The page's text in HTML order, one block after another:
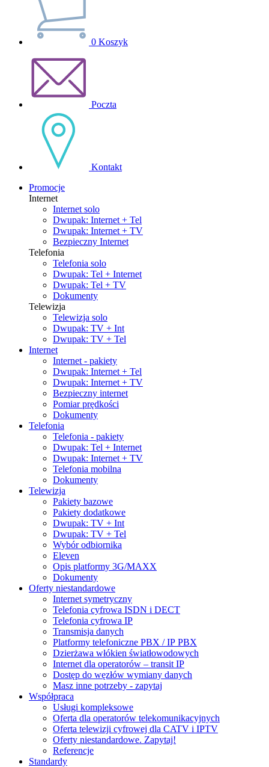
0 Koszyk
Poczta
Kontakt
Promocje
Internet
Internet solo
Dwupak: Internet + Tel
Dwupak: Internet + TV
Bezpieczny Internet
Telefonia
Telefonia solo
Dwupak: Tel + Internet
Dwupak: Tel + TV
Dokumenty
Telewizja
Telewizja solo
Dwupak: TV + Int
Dwupak: TV + Tel
Internet
Internet - pakiety
Dwupak: Internet + Tel
Dwupak: Internet + TV
Bezpieczny internet
Pomiar prędkości
Dokumenty
Telefonia
Telefonia - pakiety
Dwupak: Tel + Internet
Dwupak: Internet + TV
Telefonia mobilna
Dokumenty
Telewizja
Pakiety bazowe
Pakiety dodatkowe
Dwupak: TV + Int
Dwupak: TV + Tel
Wybór odbiornika
Eleven
Opis platformy 3G/MAXX
Dokumenty
Oferty niestandardowe
Internet symetryczny
Telefonia cyfrowa ISDN i DECT
Telefonia cyfrowa IP
Transmisja danych
Platformy telefoniczne PBX / IP PBX
Dzierżawa włókien światłowodowych
Internet dla operatorów – transit IP
Dostęp do węzłów wymiany danych
Masz inne potrzeby - zapytaj
Współpraca
Usługi kompleksowe
Oferta dla operatorów telekomunikacyjnych
Oferta telewizji cyfrowej dla CATV i IPTV
Oferty niestandardowe. Zapytaj!
Referencje
Standardy